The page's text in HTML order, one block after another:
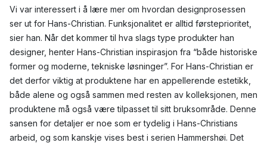
Vi var interessert i å lære mer om hvordan designprosessen
ser ut for Hans-Christian. Funksjonalitet er alltid førsteprioritet,
sier han. Når det kommer til hva slags type produkter han
designer, henter Hans-Christian inspirasjon fra “både historiske
former og moderne, tekniske løsninger”. For Hans-Christian er
det derfor viktig at produktene har en appellerende estetikk,
både alene og også sammen med resten av kolleksjonen, men
produktene må også være tilpasset til sitt bruksområde. Denne
sansen for detaljer er noe som er tydelig i Hans-Christians
arbeid, og som kanskje vises best i serien Hammershøi. Det